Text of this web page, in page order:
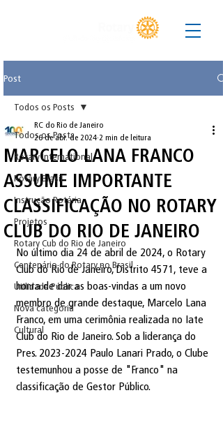
Post
Todos os Posts
Rotary International
Rotary Brasil
Instrução Rotária
Projetos
Rotary Cub do Rio de Janeiro
Centenário do Rotary no Brasil
Utilidade Pública
Nova categoria
Cultural
Todos os Posts
MARCELO LANA FRANCO
ASSUME IMPORTANTE
CLASSIFICAÇÃO NO ROTARY
CLUB DO RIO DE JANEIRO
RC do Rio de Janeiro
26 de abr. de 2024 2 min de leitura
No último dia 24 de abril de 2024, o Rotary
Club do Rio de Janeiro, Distrito 4571, teve a
honra de dar as boas-vindas a um novo
membro de grande destaque, Marcelo Lana
Franco, em uma cerimônia realizada no Iate
Club do Rio de Janeiro. Sob a liderança do
Pres. 2023-2024 Paulo Lanari Prado, o Clube
testemunhou a posse de "Franco" na
classificação de Gestor Público.